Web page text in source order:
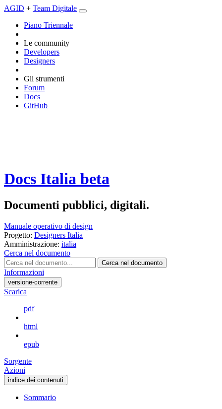
AGID + Team Digitale
Piano Triennale
Le community
Developers
Designers
Gli strumenti
Forum
Docs
GitHub
Docs Italia beta
Documenti pubblici, digitali.
Manuale operativo di design
Progetto: Designers Italia
Amministrazione: italia
Cerca nel documento
Cerca nel documento
Informazioni
versione-corrente
Scarica
pdf
html
epub
Sorgente
Azioni
indice dei contenuti
Sommario